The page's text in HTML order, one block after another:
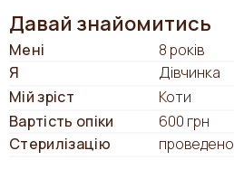
Давай знайомитись
Мені
8 років
Я
Дівчинка
Мій зріст
Коти
Вартість опіки
600 грн
Стерилізацію
проведено